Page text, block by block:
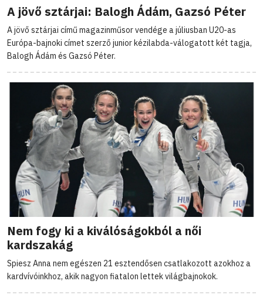
A jövő sztárjai: Balogh Ádám, Gazsó Péter
A jövő sztárjai című magazinműsor vendége a júliusban U20-as
Európa-bajnoki címet szerző junior kézilabda-válogatott két tagja,
Balogh Ádám és Gazsó Péter.
Nem fogy ki a kiválóságokból a női
kardszakág
Spiesz Anna nem egészen 21 esztendősen csatlakozott azokhoz a
kardvívóinkhoz, akik nagyon fiatalon lettek világbajnokok.